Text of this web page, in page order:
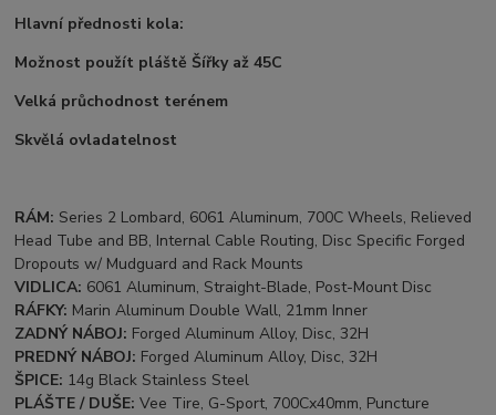
Hlavní přednosti kola:
Možnost použít pláště Šířky až 45C
Velká průchodnost terénem
Skvělá ovladatelnost
RÁM: Series 2 Lombard, 6061 Aluminum, 700C Wheels, Relieved
Head Tube and BB, Internal Cable Routing, Disc Specific Forged
Dropouts w/ Mudguard and Rack Mounts
VIDLICA: 6061 Aluminum, Straight-Blade, Post-Mount Disc
RÁFKY: Marin Aluminum Double Wall, 21mm Inner
ZADNÝ NÁBOJ: Forged Aluminum Alloy, Disc, 32H
PREDNÝ NÁBOJ: Forged Aluminum Alloy, Disc, 32H
ŠPICE: 14g Black Stainless Steel
PLÁŠTE / DUŠE: Vee Tire, G-Sport, 700Cx40mm, Puncture